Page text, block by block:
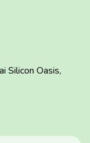
Silicon Oasis,